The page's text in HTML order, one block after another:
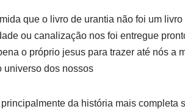
que o livro de urantia não foi um
ou canalização nos foi entregue
o próprio jesus para trazer até nós a
universo dos nossos
da história mais completa